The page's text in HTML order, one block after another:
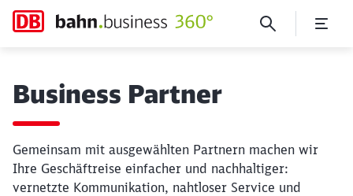
Business Partner
Gemeinsam mit ausgewählten Partnern machen wir
Ihre Geschäftreise einfacher und nachhaltiger:
vernetzte Kommunikation, nahtloser Service und